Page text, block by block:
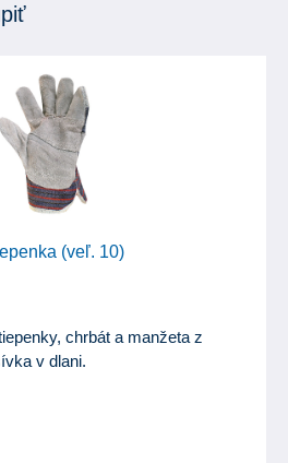
(veľ. 10)
chrbát a manžeta z
v dlani.